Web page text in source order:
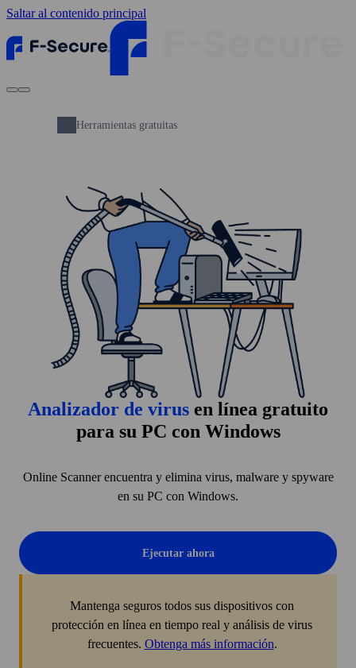
Saltar al contenido principal
Herramientas gratuitas
Analizador de virus en línea gratuito
para su PC con Windows
Online Scanner encuentra y elimina virus, malware y spyware
en su PC con Windows.
Ejecutar ahora
Mantenga seguros todos sus dispositivos con
protección en línea en tiempo real y análisis de virus
frecuentes. Obtenga más información.